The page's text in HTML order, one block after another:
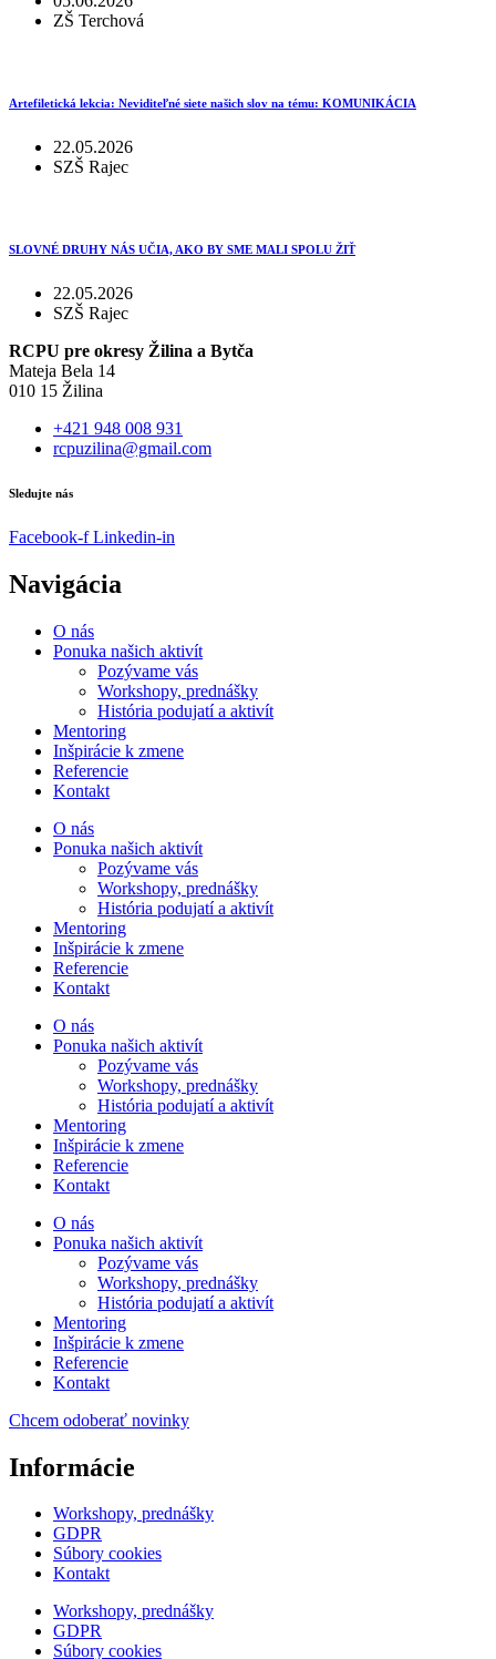
ZŠ Terchová
Artefiletická lekcia: Neviditeľné siete našich slov na tému: KOMUNIKÁCIA
22.05.2026
SZŠ Rajec
SLOVNÉ DRUHY NÁS UČIA, AKO BY SME MALI SPOLU ŽIŤ
22.05.2026
SZŠ Rajec
RCPU pre okresy Žilina a Bytča
Mateja Bela 14
010 15 Žilina
+421 948 008 931
rcpuzilina@gmail.com
Sledujte nás
Facebook-f Linkedin-in
Navigácia
O nás
Ponuka našich aktivít
Pozývame vás
Workshopy, prednášky
História podujatí a aktivít
Mentoring
Inšpirácie k zmene
Referencie
Kontakt
O nás
Ponuka našich aktivít
Pozývame vás
Workshopy, prednášky
História podujatí a aktivít
Mentoring
Inšpirácie k zmene
Referencie
Kontakt
O nás
Ponuka našich aktivít
Pozývame vás
Workshopy, prednášky
História podujatí a aktivít
Mentoring
Inšpirácie k zmene
Referencie
Kontakt
O nás
Ponuka našich aktivít
Pozývame vás
Workshopy, prednášky
História podujatí a aktivít
Mentoring
Inšpirácie k zmene
Referencie
Kontakt
Chcem odoberať novinky
Informácie
Workshopy, prednášky
GDPR
Súbory cookies
Kontakt
Workshopy, prednášky
GDPR
Súbory cookies